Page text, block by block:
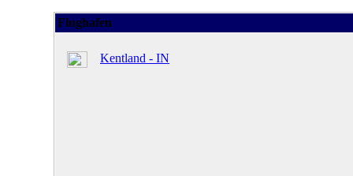
Flughafen
Kentland - IN